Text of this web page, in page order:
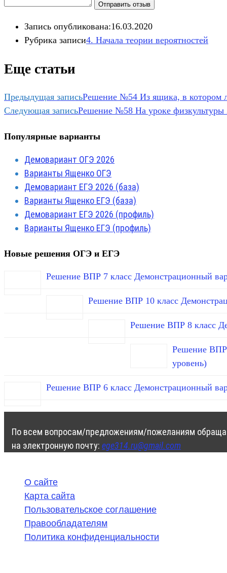
Отправить отзыв
Запись опубликована:16.03.2020
Рубрика записи4. Начала теории вероятностей
Еще статьи
Предыдущая записьРешение №54 Из ящика, в котором
Следующая записьРешение №58 На уроке физкультуры
Популярные варианты
Демовариант ОГЭ 2026
Варианты Ященко ОГЭ
Демовариант ЕГЭ 2026 (база)
Варианты Ященко ЕГЭ (база)
Демовариант ЕГЭ 2026 (профиль)
Варианты Ященко ЕГЭ (профиль)
Новые решения ОГЭ и ЕГЭ
Решение ВПР 7 класс Демонстрационный
Решение ВПР 10 класс
Решение ВПР 8 класс
Решение ВПР
уровень)
Решение ВПР 6 класс Демонстрационный
По всем вопросам/предложениям/пожеланиям
на электронную почту: ege314.ru@gmail.com
О сайте
Карта сайта
Пользовательское соглашение
Правообладателям
Политика конфиденциальности